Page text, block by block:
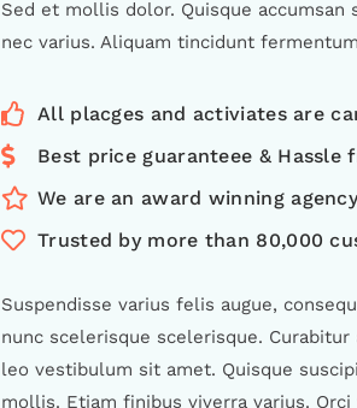
Sed et mollis dolor. Quisque
nec varius. Aliquam tincidunt
All placges and activiates are
Best price guaranteee & Hassle
We are an award winning agency
Trusted by more than 80,000
Suspendisse varius felis augue,
nunc scelerisque scelerisque.
leo vestibulum sit amet. Quisque
mollis. Etiam finibus viverra varius.